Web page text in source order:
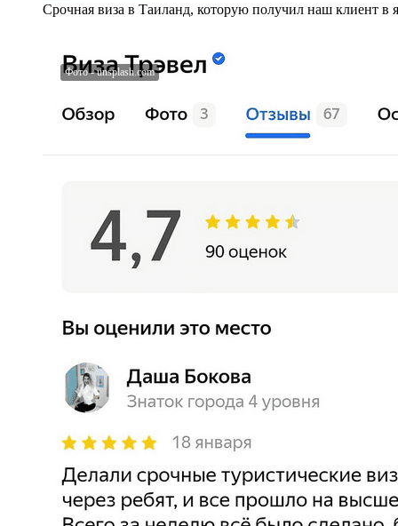
Срочная виза в Таиланд, которую получил наш клиент в